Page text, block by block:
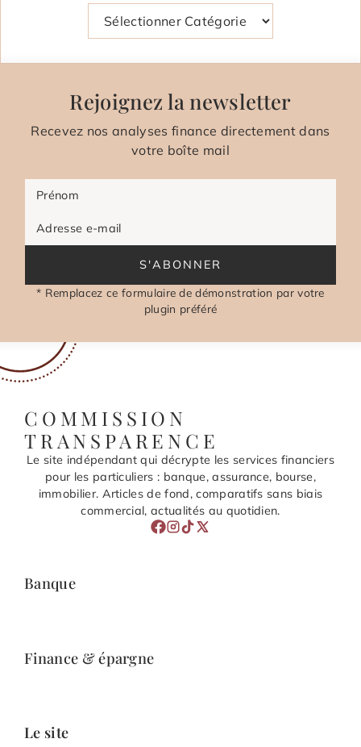
Rejoignez la newsletter
Recevez nos analyses finance directement dans
votre boîte mail
Prénom
Adresse e-mail
S'ABONNER
* Remplacez ce formulaire de démonstration par votre
plugin préféré
COMMISSION
TRANSPARENCE
Le site indépendant qui décrypte les services financiers
pour les particuliers : banque, assurance, bourse,
immobilier. Articles de fond, comparatifs sans biais
commercial, actualités au quotidien.
Banque
Finance & épargne
Le site